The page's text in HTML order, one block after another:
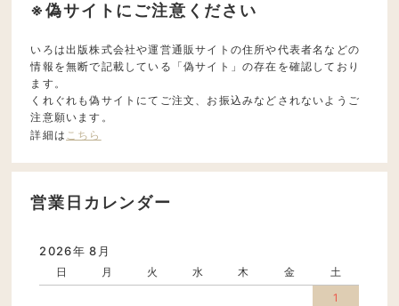
※偽サイトにご注意ください
いろは出版株式会社や運営通販サイトの住所や代表者名などの
情報を無断で記載している「偽サイト」の存在を確認しており
ます。
くれぐれも偽サイトにてご注文、お振込みなどされないようご
注意願います。
詳細は こちら
営業日カレンダー
2026年 8月
日 月 火 水 木 金
土
1